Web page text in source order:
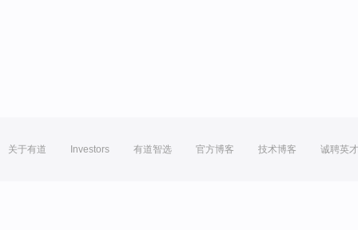
关于有道 Investors 有道智选 官方博客 技术博客 诚聘英才